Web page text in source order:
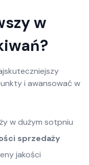
w
i awansować w
w dużym sotpniu
sprzedaży
jakości